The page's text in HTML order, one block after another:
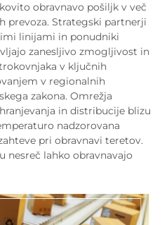
obravnavo pošiljk v več
prevoza. Strategski partnerji
linijami in ponudniki
zanesljivo zmogljivost in
v ključnih
v regionalnih
zakona. Omrežja
in distribucije blizu
nadzorovana
pri obravnavi teretov.
nesreč lahko obravnavajo